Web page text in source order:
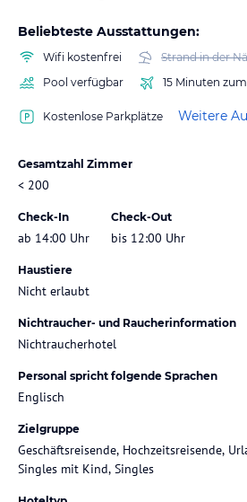
Beliebteste Ausstattungen:
Wifi kostenfrei
Strand in der
Pool verfügbar
15 Minuten
Kostenlose Parkplätze Weitere
Gesamtzahl Zimmer
< 200
Check-In
ab 14:00 Uhr
Check-Out
bis 12:00 Uhr
Haustiere
Nicht erlaubt
Nichtraucher- und Raucherinformation
Nichtraucherhotel
Personal spricht folgende Sprachen
Englisch
Zielgruppe
Geschäftsreisende, Hochzeitsreisende,
Singles mit Kind, Singles